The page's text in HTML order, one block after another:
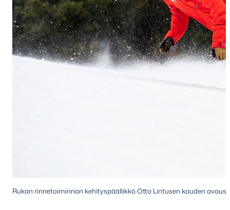
Rukan rinnetoiminnan kehityspäällikkö Otto Lintusen kauden